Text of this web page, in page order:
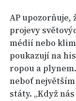
AP
projevy
médií nebo
poukazují na
ropou a
neboť
státy. „Když